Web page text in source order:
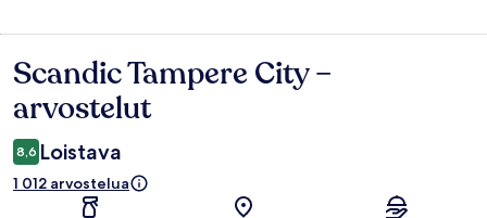
Arvostelut
Scandic Tampere City –
arvostelut
8,6 Loistava
1 012 arvostelua